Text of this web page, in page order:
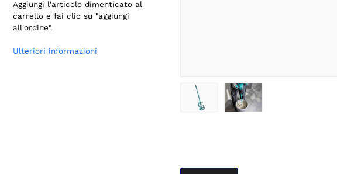
Aggiungi l'articolo dimenticato al
carrello e fai clic su "aggiungi
all'ordine".
Ulteriori informazioni